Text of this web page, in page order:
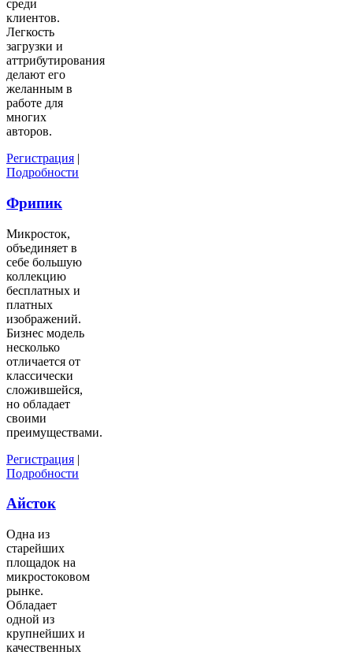
среди
клиентов.
Легкость
загрузки и
аттрибутирования
делают его
желанным в
работе для
многих
авторов.
Регистрация |
Подробности
Фрипик
Микросток,
объединяет в
себе большую
коллекцию
бесплатных и
платных
изображений.
Бизнес модель
несколько
отличается от
классически
сложившейся,
но обладает
своими
преимуществами.
Регистрация |
Подробности
Айсток
Одна из
старейших
площадок на
микростоковом
рынке.
Обладает
одной из
крупнейших и
качественных